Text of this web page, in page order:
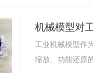
机械模型对
工业机械模型作
缩放、功能还原